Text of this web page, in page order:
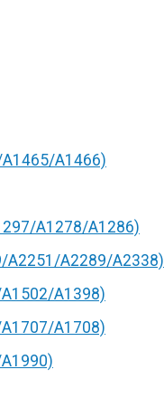
A1466)
A1278/A1286)
А2251/A2289/A2338)
A1398)
A1708)